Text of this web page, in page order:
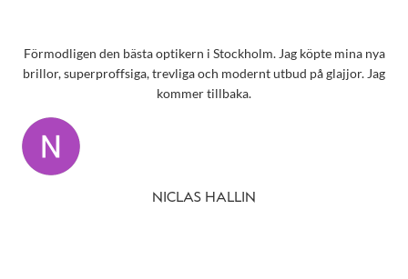
Förmodligen den bästa optikern i Stockholm. Jag köpte mina nya
brillor, superproffsiga, trevliga och modernt utbud på glajjor. Jag
kommer tillbaka.
NICLAS HALLIN